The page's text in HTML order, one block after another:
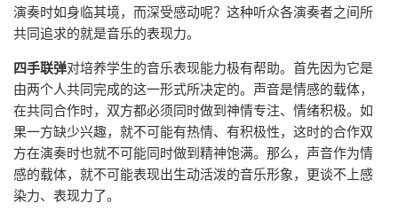
演奏时如身临其境，而深受感动呢？这种听众各演奏者之间所
共同追求的就是音乐的表现力。
四手联弹对培养学生的音乐表现能力极有帮助。首先因为它是
由两个人共同完成的这一形式所决定的。声音是情感的载体，
在共同合作时，双方都必须同时做到神情专注、情绪积极。如
果一方缺少兴趣，就不可能有热情、有积极性，这时的合作双
方在演奏时也就不可能同时做到精神饱满。那么，声音作为情
感的载体，就不可能表现出生动活泼的音乐形象，更谈不上感
染力、表现力了。